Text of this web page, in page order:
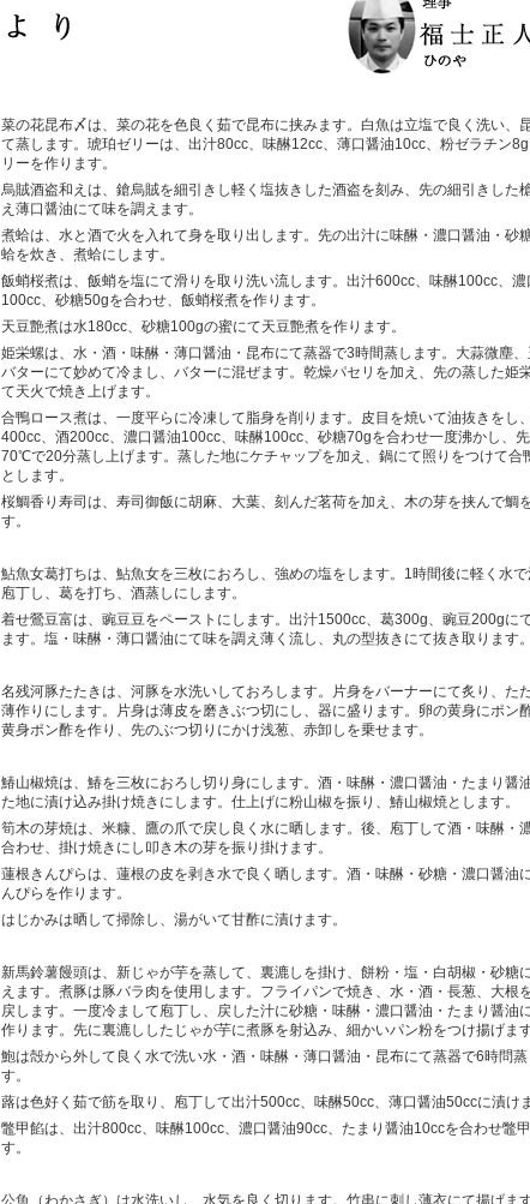
菜の花昆布〆は、菜の花を色良く茹で昆布に挟みます。白魚は立塩で良く洗い、
て蒸します。琥珀ゼリーは、出汁80cc、味醂12cc、薄口醤油10cc、粉ゼラチン
リーを作ります。
烏賊酒盗和えは、鎗烏賊を細引きし軽く塩抜きした酒盗を刻み、先の細引きした
え薄口醤油にて味を調えます。
煮蛤は、水と酒で火を入れて身を取り出します。先の出汁に味醂・濃口醤油・砂
蛤を炊き、煮蛤にします。
飯蛸桜煮は、飯蛸を塩にて滑りを取り洗い流します。出汁600cc、味醂100cc、濃
100cc、砂糖50gを合わせ、飯蛸桜煮を作ります。
天豆艶煮は水180cc、砂糖100gの蜜にて天豆艶煮を作ります。
姫栄螺は、水・酒・味醂・薄口醤油・昆布にて蒸器で3時間蒸します。大蒜微塵
バターにて妙めて冷まし、バターに混ぜます。乾燥パセリを加え、先の蒸した姫
て天火で焼き上げます。
合鴨ロース煮は、一度平らに冷凍して脂身を削ります。皮目を焼いて油抜きをし
400cc、酒200cc、濃口醤油100cc、味醂100cc、砂糖70gを合わせ一度沸かし、
70℃で20分蒸し上げます。蒸した地にケチャップを加え、鍋にて照りをつけて合
とします。
桜鯛香り寿司は、寿司御飯に胡麻、大葉、刻んだ茗荷を加え、木の芽を挟んで鯛
す。
鮎魚女葛打ちは、鮎魚女を三枚におろし、強めの塩をします。1時間後に軽く水
庖丁し、葛を打ち、酒蒸しにします。
着せ鶯豆富は、豌豆豆をペーストにします。出汁1500cc、葛300g、豌豆200gに
ます。塩・味醂・薄口醤油にて味を調え薄く流し、丸の型抜きにて抜き取ります。
名残河豚たたきは、河豚を水洗いしておろします。片身をバーナーにて炙り、た
薄作りにします。片身は薄皮を磨きぶつ切にし、器に盛ります。卵の黄身にポン
黄身ポン酢を作り、先のぶつ切りにかけ浅葱、赤卸しを乗せます。
鰆山椒焼は、鰆を三枚におろし切り身にします。酒・味醂・濃口醤油・たまり醤
た地に漬け込み掛け焼きにします。仕上げに粉山椒を振り、鰆山椒焼とします。
筍木の芽焼は、米糠、鷹の爪で戻し良く水に晒します。後、庖丁して酒・味醂・
合わせ、掛け焼きにし叩き木の芽を振り掛けます。
蓮根きんぴらは、蓮根の皮を剥き水で良く晒します。酒・味醂・砂糖・濃口醤油
んぴらを作ります。
はじかみは晒して掃除し、湯がいて甘酢に漬けます。
新馬鈴薯饅頭は、新じゃが芋を蒸して、裏漉しを掛け、餅粉・塩・白胡椒・砂糖
えます。煮豚は豚バラ肉を使用します。フライパンで焼き、水・酒・長葱、大根
戻します。一度冷まして庖丁し、戻した汁に砂糖・味醂・濃口醤油・たまり醤油
作ります。先に裏漉ししたじゃが芋に煮豚を射込み、細かいパン粉をつけ揚げます
鮑は殻から外して良く水で洗い水・酒・味醂・薄口醤油・昆布にて蒸器で6時問蒸
す。
蕗は色好く茹で筋を取り、庖丁して出汁500cc、味醂50cc、薄口醤油50ccに漬けま
鼈甲餡は、出汁800cc、味醂100cc、濃口醤油90cc、たまり醤油10ccを合わせ鼈
す。
公魚（わかさぎ）は水洗いし、水気を良く切ります。竹串に刺し薄衣にて揚げま